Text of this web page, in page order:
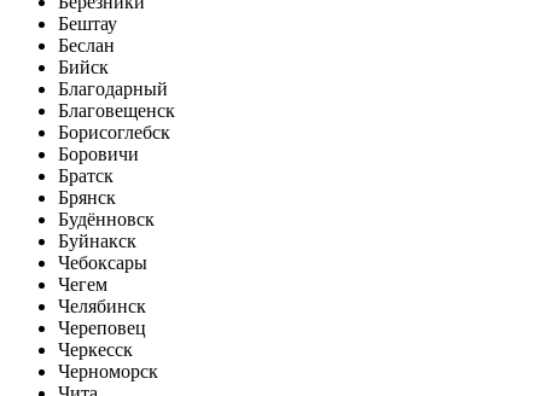
Бештау
Беслан
Бийск
Благодарный
Благовещенск
Борисоглебск
Боровичи
Братск
Брянск
Будённовск
Буйнакск
Чебоксары
Чегем
Челябинск
Череповец
Черкесск
Черноморск